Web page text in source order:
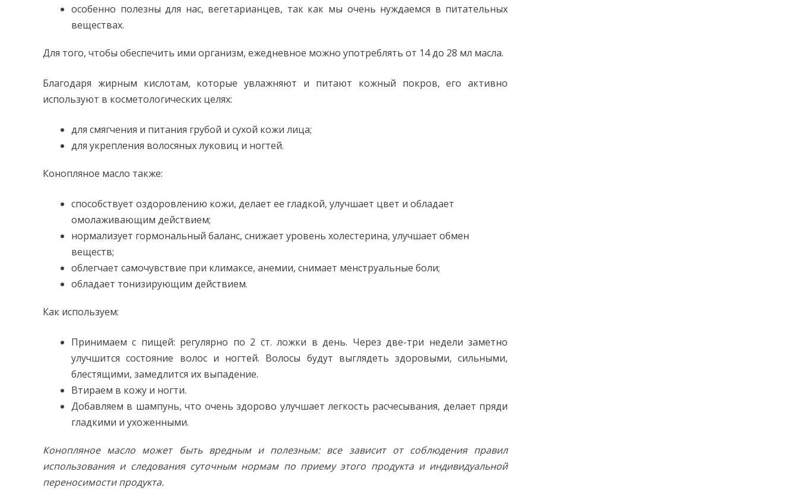
особенно полезны для нас, вегетарианцев, так как мы очень нуждаемся в питательных
веществах.
Для того, чтобы обеспечить ими организм, ежедневное можно употреблять от 14 до 28 мл масла.
Благодаря жирным кислотам, которые увлажняют и питают кожный покров, его активно
используют в косметологических целях:
для смягчения и питания грубой и сухой кожи лица;
для укрепления волосяных луковиц и ногтей.
Конопляное масло также:
способствует оздоровлению кожи, делает ее гладкой, улучшает цвет и обладает
омолаживающим действием;
нормализует гормональный баланс, снижает уровень холестерина, улучшает обмен
веществ;
облегчает самочувствие при климаксе, анемии, снимает менструальные боли;
обладает тонизирующим действием.
Как используем:
Принимаем с пищей: регулярно по 2 ст. ложки в день. Через две-три недели заметно
улучшится состояние волос и ногтей. Волосы будут выглядеть здоровыми, сильными,
блестящими, замедлится их выпадение.
Втираем в кожу и ногти.
Добавляем в шампунь, что очень здорово улучшает легкость расчесывания, делает пряди
гладкими и ухоженными.
Конопляное масло может быть вредным и полезным: все зависит от соблюдения правил
использования и следования суточным нормам по приему этого продукта и индивидуальной
переносимости продукта.